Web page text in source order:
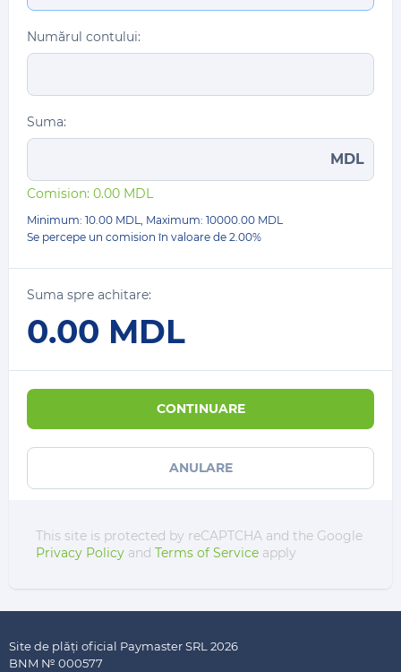
Numărul contului:
Suma:
MDL
Comision: 0.00 MDL
Minimum: 10.00 MDL, Maximum: 10000.00 MDL
Se percepe un comision în valoare de 2.00%
Suma spre achitare:
0.00 MDL
CONTINUARE
ANULARE
This site is protected by reCAPTCHA and the Google
Privacy Policy and Terms of Service apply
Site de plăți oficial Paymaster SRL 2026
BNM № 000577